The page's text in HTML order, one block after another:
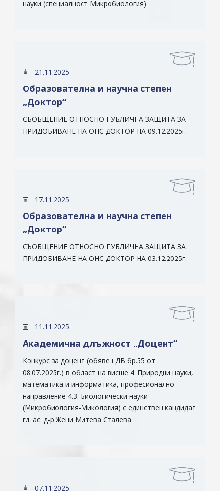
науки (специалност Микробиология)
21.11.2025
Образователна и научна степен
„Доктор“
СЪОБЩЕНИЕ ОТНОСНО ПУБЛИЧНА ЗАЩИТА ЗА
ПРИДОБИВАНЕ НА ОНС ДОКТОР НА 09.12.2025г.
17.11.2025
Образователна и научна степен
„Доктор“
СЪОБЩЕНИЕ ОТНОСНО ПУБЛИЧНА ЗАЩИТА ЗА
ПРИДОБИВАНЕ НА ОНС ДОКТОР НА 03.12.2025г.
11.11.2025
Академична длъжност „Доцент“
Конкурс за доцент (обявен ДВ бр.55 от
08.07.2025г.) в област на висше 4. Природни науки,
математика и информатика, професионално
направление 4.3. Биологически науки
(Микробиология-Микология) с единствен кандидат
гл. ас. д-р Жени Митева Сталева
07.11.2025